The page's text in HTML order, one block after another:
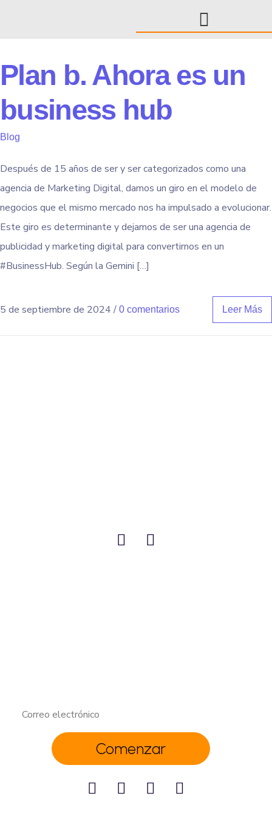
Plan b. Ahora es un
business hub
Blog
Después de 15 años de ser y ser categorizados como una
agencia de Marketing Digital, damos un giro en el modelo de
negocios que el mismo mercado nos ha impulsado a evolucionar.
Este giro es determinante y dejamos de ser una agencia de
publicidad y marketing digital para convertirnos en un
#BusinessHub. Según la Gemini […]
5 de septiembre de 2024 / 0 comentarios Leer Más
Comenzar